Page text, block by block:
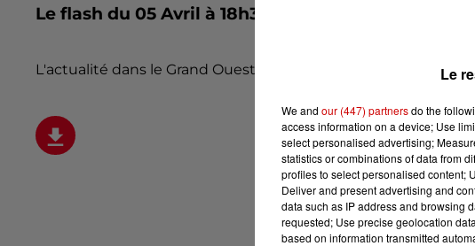
Le flash du 05 Avril à 18h30
L'actualité dans le Grand Ouest par la rédaction d'ALOUETTE
Le
We and our (447) partnersdo the
access information on a device; Use
select personalised advertising;
statistics or combinations of data from
profiles to select personalised content;
Deliver and present advertising and
data such as IP address and browsing
requested; Use precise geolocation
based on information transmitted